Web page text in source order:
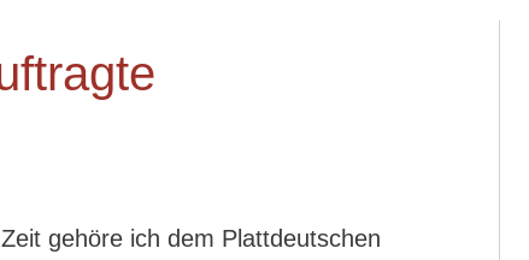
gehöre ich dem Plattdeutschen